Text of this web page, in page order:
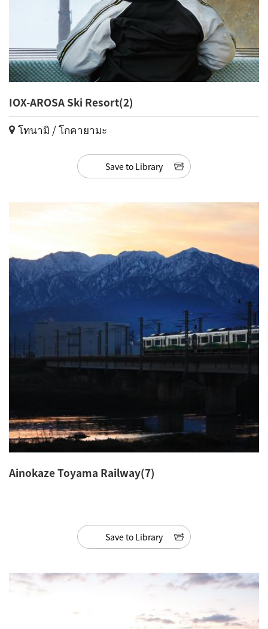
IOX-AROSA Ski Resort(2)
โทนามิ / โกคายามะ
Save to Library
Ainokaze Toyama Railway(7)
Save to Library